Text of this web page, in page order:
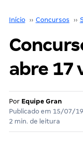
Início ›› Concursos ››
abre 17
Por Equipe Gran
Publicado em 15/07/19
2 min. de leitura